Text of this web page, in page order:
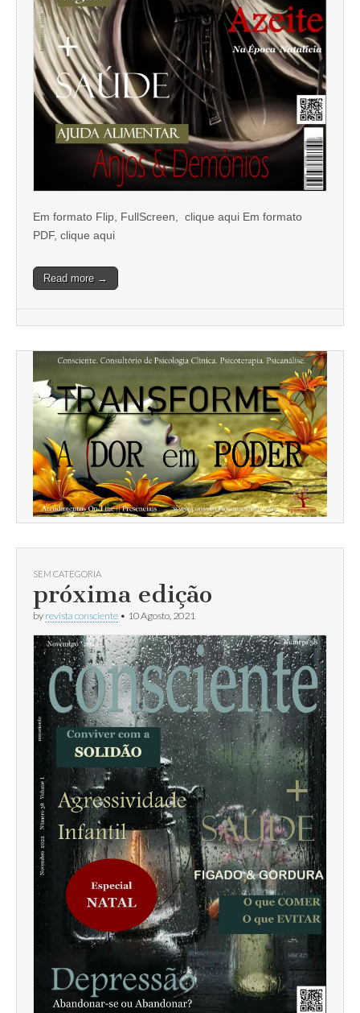
Em formato Flip, FullScreen, clique aqui Em formato
PDF, clique aqui
Read more →
SEM CATEGORIA
próxima edição
by revista consciente • 10 Agosto, 2021